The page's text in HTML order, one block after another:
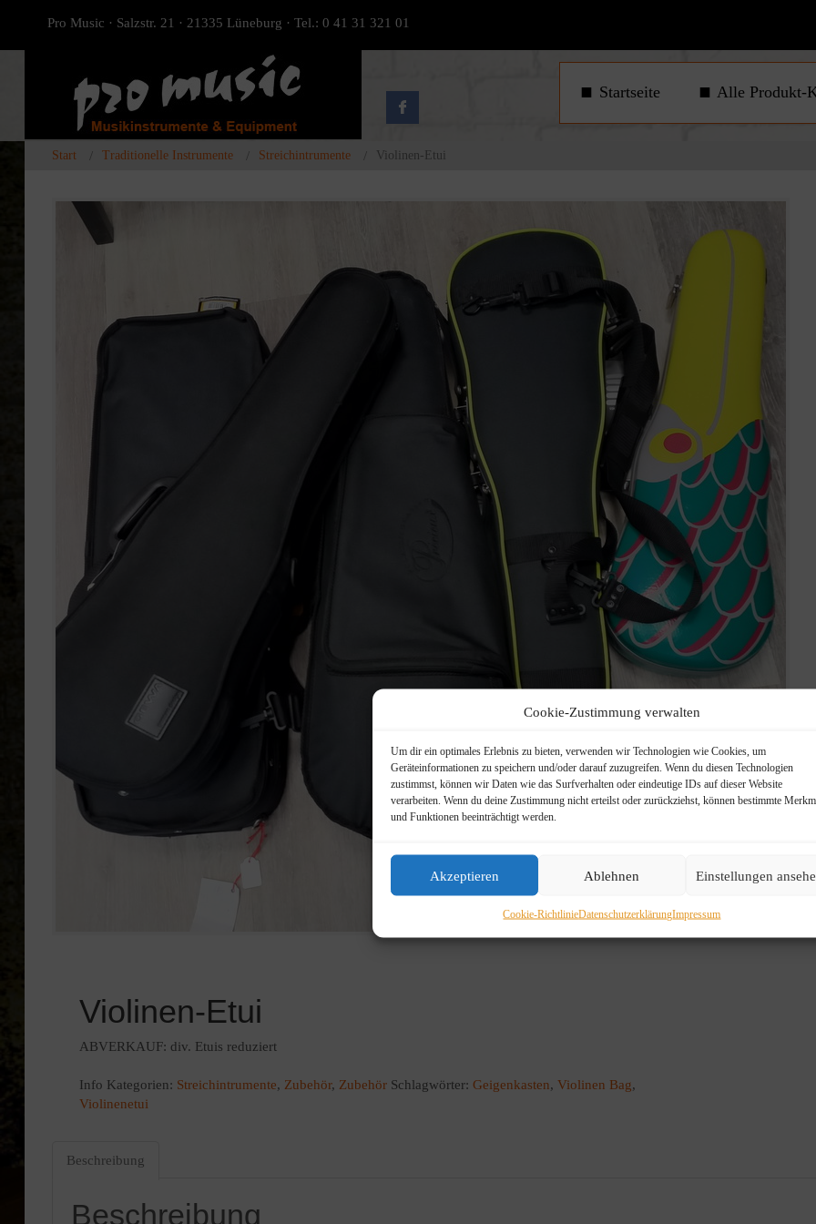
Cookie-Zustimmung verwalten
Um dir ein optimales Erlebnis zu bieten, verwenden wir Technologien wie Cookies, um
Geräteinformationen zu speichern und/oder darauf zuzugreifen. Wenn du diesen Technologien
zustimmst, können wir Daten wie das Surfverhalten oder eindeutige IDs auf dieser Website
verarbeiten. Wenn du deine Zustimmung nicht erteilst oder zurückziehst, können bestimmte
und Funktionen beeinträchtigt werden.
Akzeptieren Ablehnen Einstellungen
Cookie-RichtlinieDatenschutzerklärungImpressum
Pro Music · Salzstr. 21 · 21335 Lüneburg · Tel.: 0 41 31 321 01
Startseite Alle Produkt-
Start Traditionelle Instrumente Streichintrumente Violinen-Etui
Loading...
Violinen-Etui
ABVERKAUF: div. Etuis reduziert
Info Kategorien: Streichintrumente, Zubehör, Zubehör Schlagwörter: Geigenkasten, Violinen Bag,
Violinenetui
Beschreibung
Beschreibung